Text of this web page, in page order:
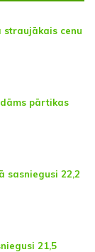
cenu
pārtikas
sasniegusi 22,2
21,5